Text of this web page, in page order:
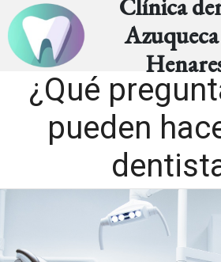
Clínica
¿Qué
pueden